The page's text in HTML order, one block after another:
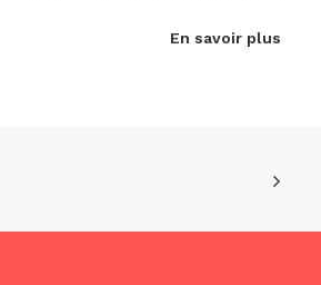
En savoir plus